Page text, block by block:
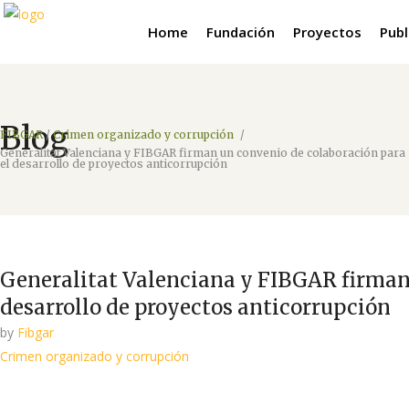
Home Fundación Proyectos
Blog
FIBGAR/Crimen organizado y corrupción /
Generalitat Valenciana y FIBGAR firman un convenio de colaboración para
el desarrollo de proyectos anticorrupción
Generalitat Valenciana y FIBGAR
desarrollo de proyectos anticorrupción
by Fibgar
Crimen organizado y corrupción